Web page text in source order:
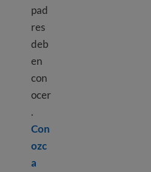
pad
res
deb
en
con
ocer
.
Con
ozc
a